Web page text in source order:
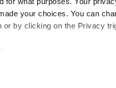
your choices. You can
or by clicking on the Privacy-